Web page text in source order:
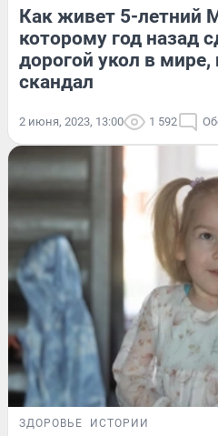
Как живет 5-летний
которому год назад
дорогой укол в мире,
скандал
2 июня, 2023, 13:00 1 592
ЗДОРОВЬЕ ИСТОРИИ